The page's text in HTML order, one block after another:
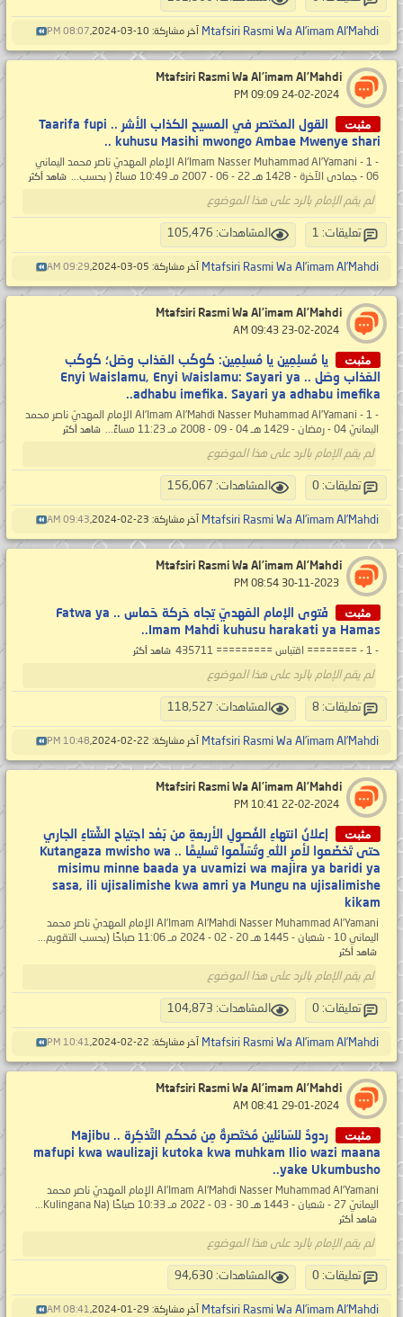
Mtafsiri Rasmi Wa Al’imam Al’Mahdi آخر مشاركة: 10-03-2024, 08:07 PM
Mtafsiri Rasmi Wa Al’imam Al’Mahdi
مثبت
القول المختصر في المسيح الكذاب الأشر .. Taarifa fupi
kuhusu Masihi mwongo Ambae Mwenye shari ..
- 1 - Al’Imam Nasser Muhammad Al’Yamani الإمام المهديّ ناصر محمد اليماني
06 - جمادى الآخرة - 1428 هـ 22 - 06 - 2007 مـ 10:49 مساءً ( بحسب...
شاهد أكثر
لم يقم الإمام بالرد على هذا الموضوع
تعليقات: 1 المشاهدات: 105,476
Mtafsiri Rasmi Wa Al’imam Al’Mahdi آخر مشاركة: 05-03-2024, 09:29 AM
Mtafsiri Rasmi Wa Al’imam Al’Mahdi
مثبت
يا مُسلِمِين يا مُسلِمِين: كَوكَب العَذاب وصَل؛ كَوكَب
العَذاب وصَل .. Enyi Waislamu, Enyi Waislamu: Sayari ya
adhabu imefika. Sayari ya adhabu imefika..
- 1 - Al’Imam Al’Mahdi Nasser Muhammad Al’Yamani الإمام المهديّ ناصر محمد
اليمانيّ 04 - رمضان - 1429 هـ 04 - 09 - 2008 مـ 11:23 مساءً...
شاهد أكثر
لم يقم الإمام بالرد على هذا الموضوع
تعليقات: 0 المشاهدات: 156,067
Mtafsiri Rasmi Wa Al’imam Al’Mahdi آخر مشاركة: 23-02-2024, 09:43 AM
Mtafsiri Rasmi Wa Al’imam Al’Mahdi
مثبت
فَتوى الإمام المَهديّ تِجاه حَركة حَماس .. Fatwa ya
Imam Mahdi kuhusu harakati ya Hamas..
- 1 - ======== اقتباس ========= 435711 شاهد أكثر
لم يقم الإمام بالرد على هذا الموضوع
تعليقات: 8 المشاهدات: 118,527
Mtafsiri Rasmi Wa Al’imam Al’Mahdi آخر مشاركة: 22-02-2024, 10:48 PM
Mtafsiri Rasmi Wa Al’imam Al’Mahdi
مثبت
إعلانُ انتهاءِ الفُصولِ الأربعةِ من بَعْد اجتياح الشِّتاءِ الجاري
حتى تَخضَعوا لأمرِ اللهِ وتُسَلِّموا تَسليمًا .. Kutangaza mwisho wa
misimu minne baada ya uvamizi wa majira ya baridi ya
sasa, ili ujisalimishe kwa amri ya Mungu na ujisalimishe
kikam
Al’Imam Al’Mahdi Nasser Muhammad Al’Yamani الإمام المهديّ ناصر محمد
اليماني 10 - شعبان - 1445 هـ 20 - 02 - 2024 مـ 11:06 صباحًا (بحسب التقويم...
شاهد أكثر
لم يقم الإمام بالرد على هذا الموضوع
تعليقات: 0 المشاهدات: 104,873
Mtafsiri Rasmi Wa Al’imam Al’Mahdi آخر مشاركة: 22-02-2024, 10:41 PM
Mtafsiri Rasmi Wa Al’imam Al’Mahdi
مثبت
ردودٌ للسّائلين مُختَصرةٌ مِن مُحكَم التَّذكِرة .. Majibu
mafupi kwa waulizaji kutoka kwa muhkam Ilio wazi maana
yake Ukumbusho..
Al’Imam Al’Mahdi Nasser Muhammad Al’Yamani الإمام المهديّ ناصر محمد
اليمانيّ 27 - شعبان - 1443 هـ 30 - 03 - 2022 مـ 10:33 صباحًا (Kulingana Na...
شاهد أكثر
لم يقم الإمام بالرد على هذا الموضوع
تعليقات: 0 المشاهدات: 94,630
Mtafsiri Rasmi Wa Al’imam Al’Mahdi آخر مشاركة: 29-01-2024, 08:41 AM